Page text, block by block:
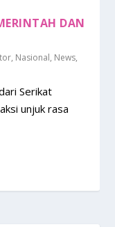
DAN
, Nasional, News,
Serikat
unjuk rasa